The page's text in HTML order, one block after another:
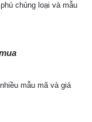
chủng loại và mẫu
mẫu mã và giá